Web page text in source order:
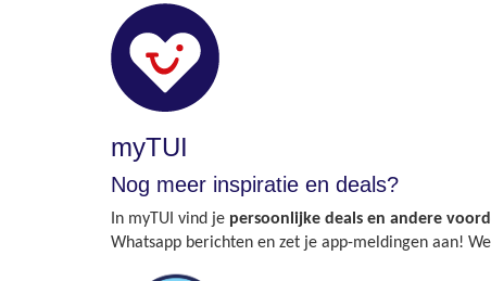
myTUI
Nog meer inspiratie en deals?
In myTUI vind je persoonlijke deals en andere
Whatsapp berichten en zet je app-meldingen aan!